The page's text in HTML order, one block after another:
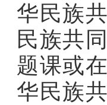
华民族
民族共
题课或
华民族